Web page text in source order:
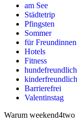
am See
Städtetrip
Pfingsten
Sommer
für Freundinnen
Hotels
Fitness
hundefreundlich
kinderfreundlich
Barrierefrei
Valentinstag
Warum weekend4two